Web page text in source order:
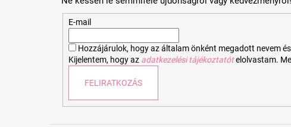
E-mail
Hozzájárulok, hogy az általam önként megadott nevem
Kijelentem, hogy az adatkezelési tájékoztatót elolvastam.
FELIRATKOZÁS